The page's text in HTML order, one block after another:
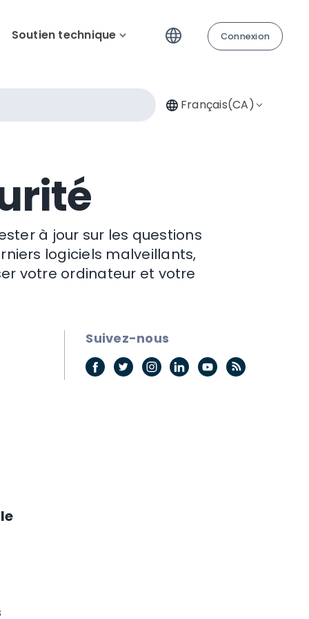
Soutien technique Connexion
Français(CA)
à jour sur les questions
logiciels malveillants,
votre ordinateur et votre
Suivez-nous